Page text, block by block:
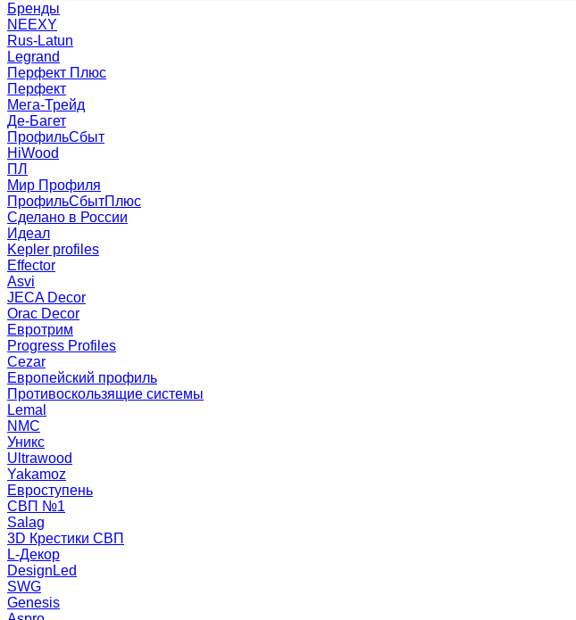
Бренды
NEEXY
Rus-Latun
Legrand
Перфект Плюс
Перфект
Мега-Трейд
Де-Багет
ПрофильСбыт
HiWood
ПЛ
Мир Профиля
ПрофильСбытПлюс
Сделано в России
Идеал
Kepler profiles
Effector
Asvi
JECA Decor
Orac Decor
Евротрим
Progress Profiles
Cezar
Европейский профиль
Противоскользящие системы
Lemal
NMC
Уникс
Ultrawood
Yakamoz
Евроступень
СВП №1
Salag
3D Крестики СВП
L-Декор
DesignLed
SWG
Genesis